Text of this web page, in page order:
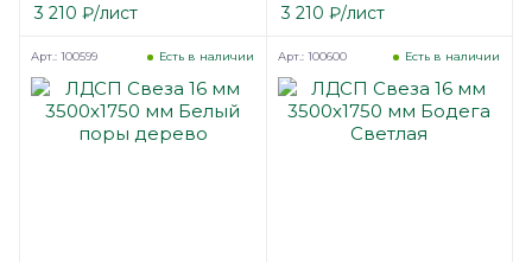
3 210 ₽/лист 3 210 ₽/лист
Есть в наличии
Арт.: 100599 Есть в наличии
Арт.: 100600